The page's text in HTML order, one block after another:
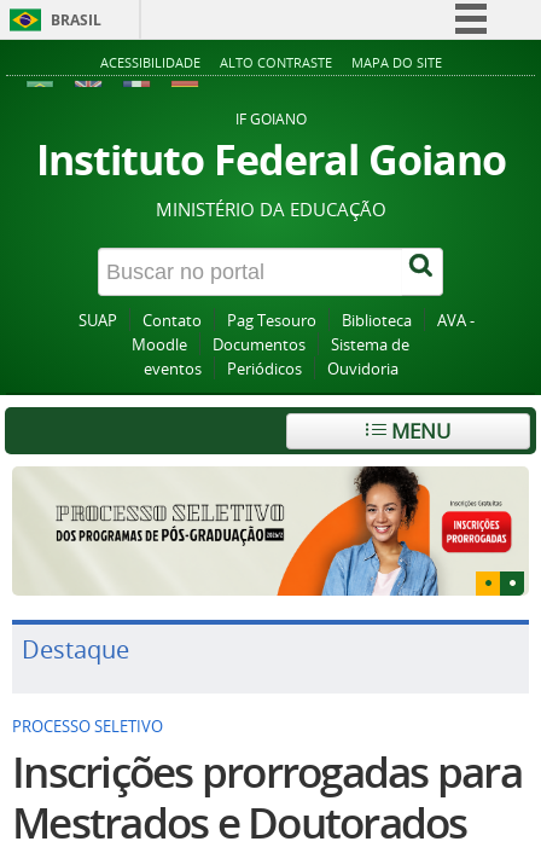
BRASIL
Simplifique!
Acesso à informação
Legislação
Canais
ACESSIBILIDADE ALTO CONTRASTE MAPA DO SITE
IF GOIANO
Instituto Federal Goiano
MINISTÉRIO DA EDUCAÇÃO
SUAP Contato Pag Tesouro Biblioteca
AVA -
Moodle
Documentos
Sistema de
eventos
Periódicos Ouvidoria
MENU
Destaque
PROCESSO SELETIVO
Inscrições prorrogadas para
Mestrados e Doutorados